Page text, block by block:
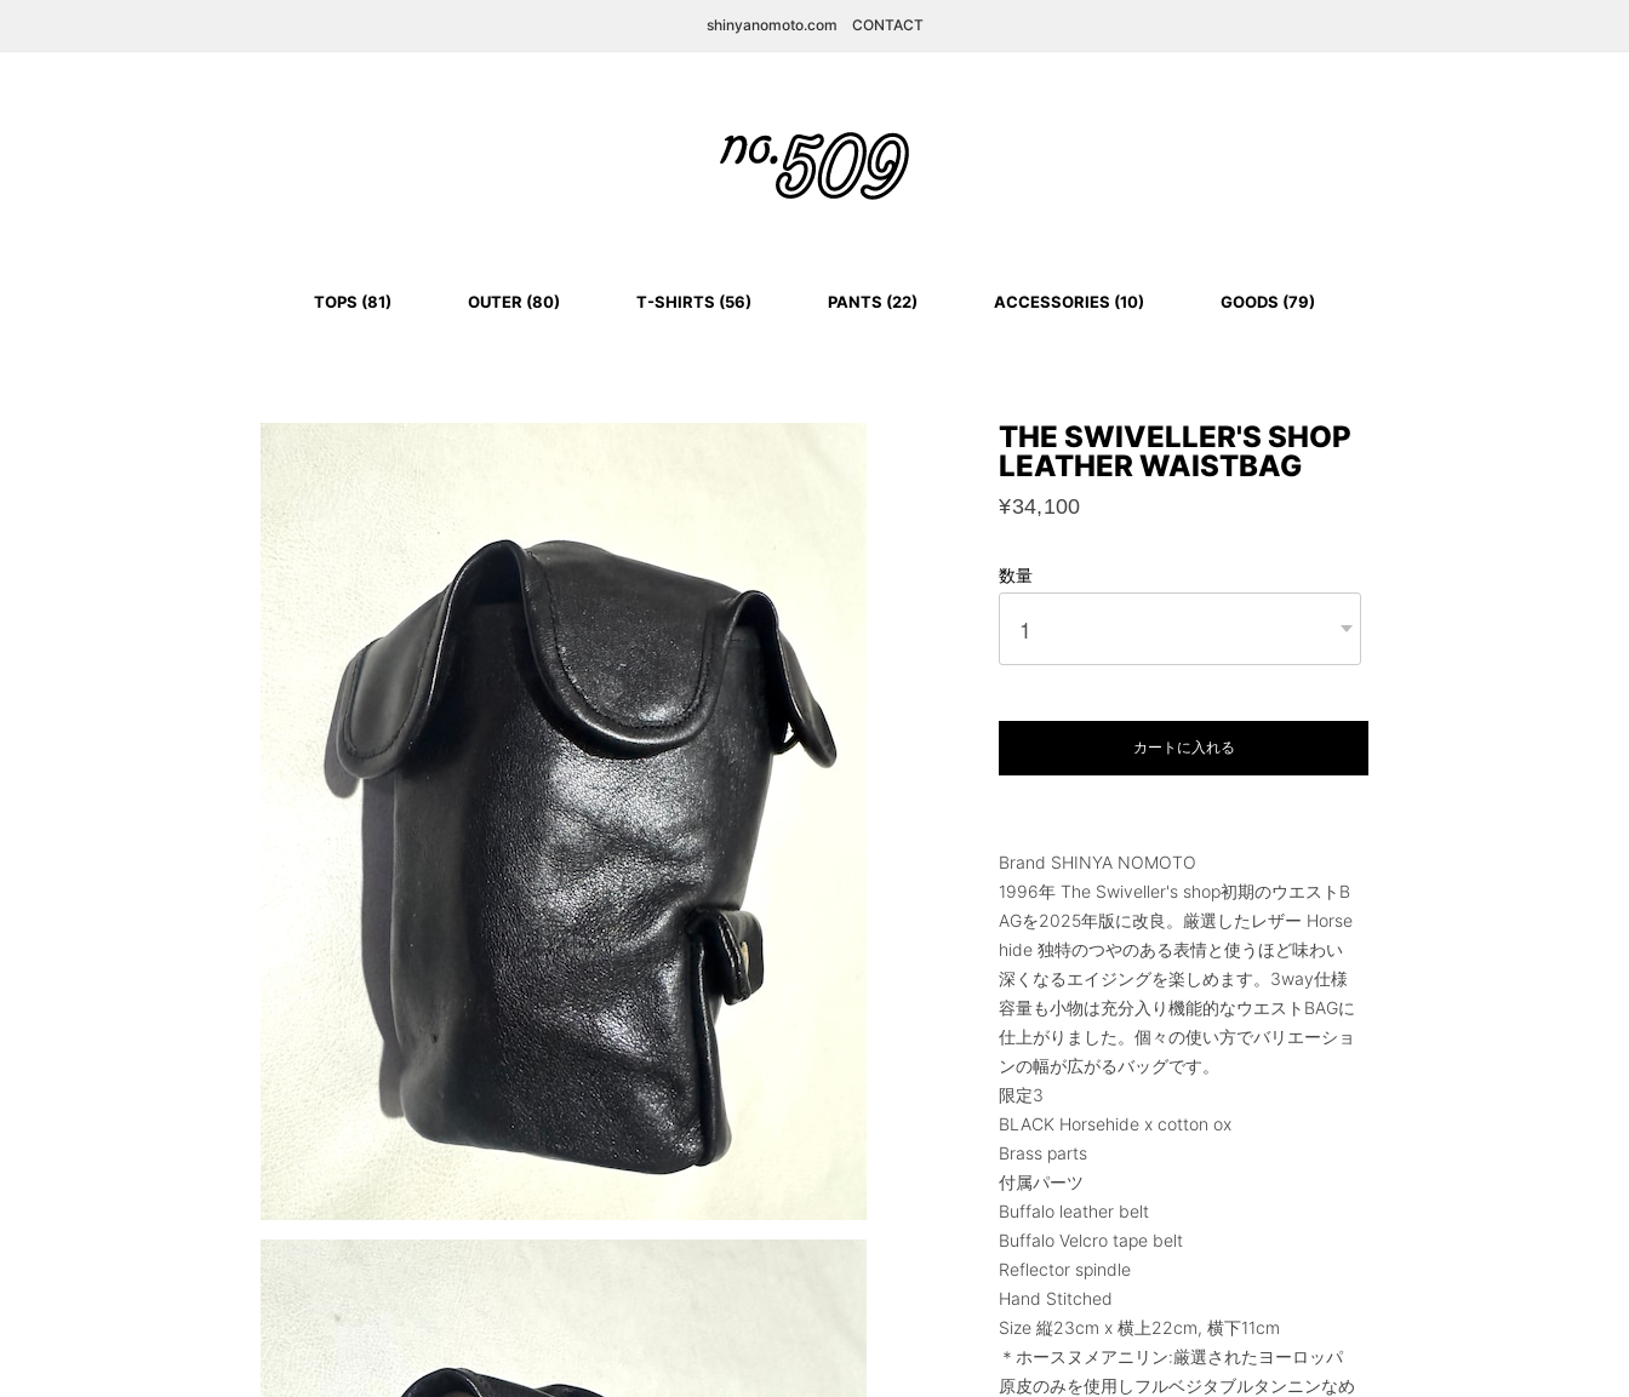
shinyanomoto.com CONTACT
TOPS (81) OUTER (80) T-SHIRTS (56) PANTS (22) ACCESSORIES (10) GOODS (79)
THE SWIVELLER'S SHOP
LEATHER WAISTBAG
¥34,100
数量
カートに入れる
Brand SHINYA NOMOTO
1996年 The Swiveller's shop初期のウエストB
AGを2025年版に改良。厳選したレザー Horse
hide 独特のつやのある表情と使うほど味わい
深くなるエイジングを楽しめます。3way仕様
容量も小物は充分入り機能的なウエストBAGに
仕上がりました。個々の使い方でバリエーショ
ンの幅が広がるバッグです。
限定3
BLACK Horsehide x cotton ox
Brass parts
付属パーツ
Buffalo leather belt
Buffalo Velcro tape belt
Reflector spindle
Hand Stitched
Size 縦23cm x 横上22cm, 横下11cm
＊ホースヌメアニリン:厳選されたヨーロッパ
原皮のみを使用しフルベジタブルタンニンなめ